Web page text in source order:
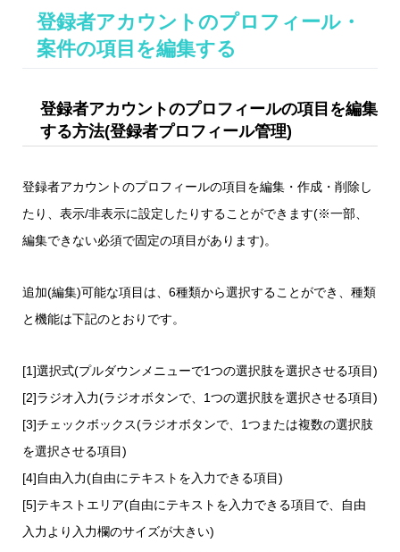
登録者アカウントのプロフィール・
案件の項目を編集する
登録者アカウントのプロフィールの項目を編集
する方法(登録者プロフィール管理)
登録者アカウントのプロフィールの項目を編集・作成・削除し
たり、表示/非表示に設定したりすることができます(※一部、
編集できない必須で固定の項目があります)。
追加(編集)可能な項目は、6種類から選択することができ、種類
と機能は下記のとおりです。
[1]選択式(プルダウンメニューで1つの選択肢を選択させる項目)
[2]ラジオ入力(ラジオボタンで、1つの選択肢を選択させる項目)
[3]チェックボックス(ラジオボタンで、1つまたは複数の選択肢
を選択させる項目)
[4]自由入力(自由にテキストを入力できる項目)
[5]テキストエリア(自由にテキストを入力できる項目で、自由
入力より入力欄のサイズが大きい)